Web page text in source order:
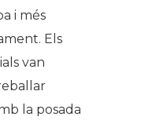
i més
Els
van
la posada